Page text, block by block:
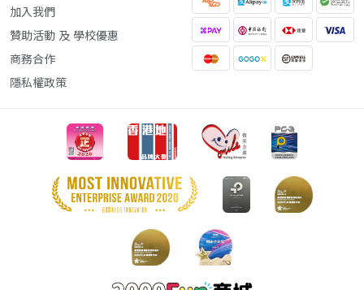
加入我們
贊助活動 及 學校優惠
商務合作
隱私權政策